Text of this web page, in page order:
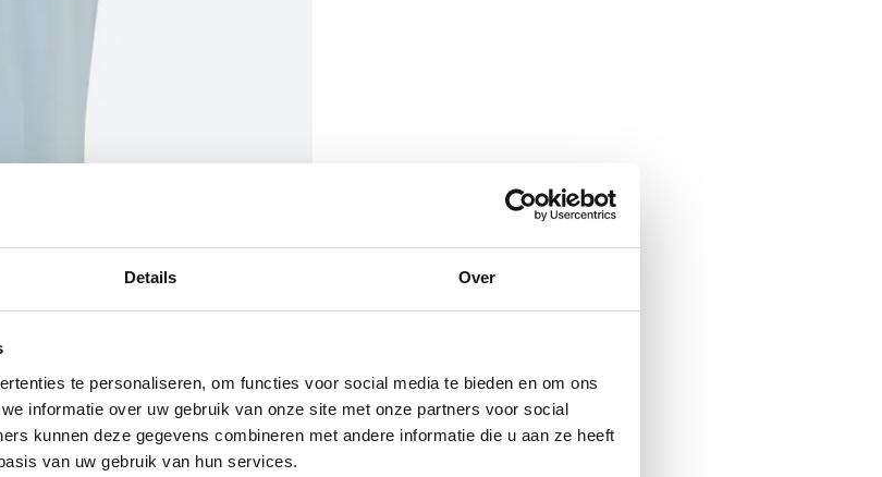
Details Over
te personaliseren, om functies voor social media te bieden en om ons
informatie over uw gebruik van onze site met onze partners voor social
kunnen deze gegevens combineren met andere informatie die u aan ze heeft
van uw gebruik van hun services.